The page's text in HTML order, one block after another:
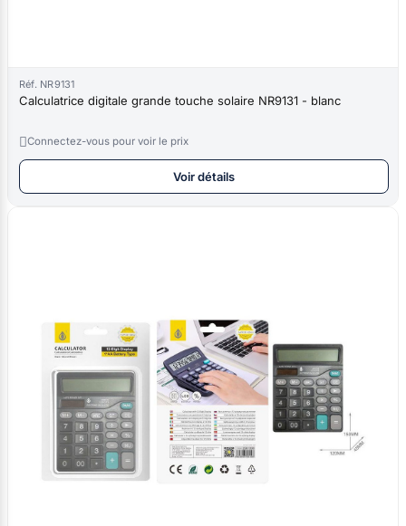
Réf. NR9131
Calculatrice digitale grande touche solaire NR9131 - blanc
Connectez-vous pour voir le prix
Voir détails